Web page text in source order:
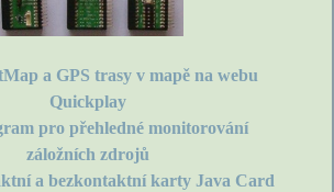
a GPS trasy v mapě na webu
Quickplay
pro přehledné monitorování
záložních zdrojů
a bezkontaktní karty Java Card